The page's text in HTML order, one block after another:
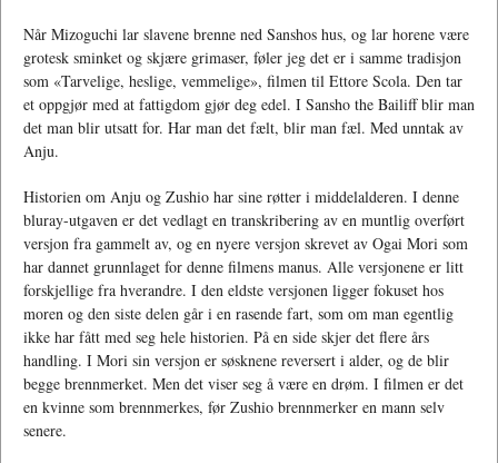
Når Mizoguchi lar slavene brenne ned Sanshos hus, og lar horene være
grotesk sminket og skjære grimaser, føler jeg det er i samme tradisjon
som «Tarvelige, heslige, vemmelige», filmen til Ettore Scola. Den tar
et oppgjør med at fattigdom gjør deg edel. I Sansho the Bailiff blir man
det man blir utsatt for. Har man det fælt, blir man fæl. Med unntak av
Anju.
Historien om Anju og Zushio har sine røtter i middelalderen. I denne
bluray-utgaven er det vedlagt en transkribering av en muntlig overført
versjon fra gammelt av, og en nyere versjon skrevet av Ogai Mori som
har dannet grunnlaget for denne filmens manus. Alle versjonene er litt
forskjellige fra hverandre. I den eldste versjonen ligger fokuset hos
moren og den siste delen går i en rasende fart, som om man egentlig
ikke har fått med seg hele historien. På en side skjer det flere års
handling. I Mori sin versjon er søsknene reversert i alder, og de blir
begge brennmerket. Men det viser seg å være en drøm. I filmen er det
en kvinne som brennmerkes, før Zushio brennmerker en mann selv
senere.